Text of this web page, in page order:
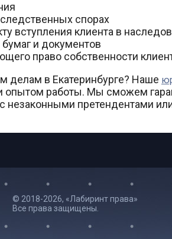
спорах
вступления клиента в
и документов
право собственности
делам в Екатеринбурге? Наше
работы. Мы сможем
незаконными претендентами
© 2018-2026, «Лабиринт права»
Все права защищены.